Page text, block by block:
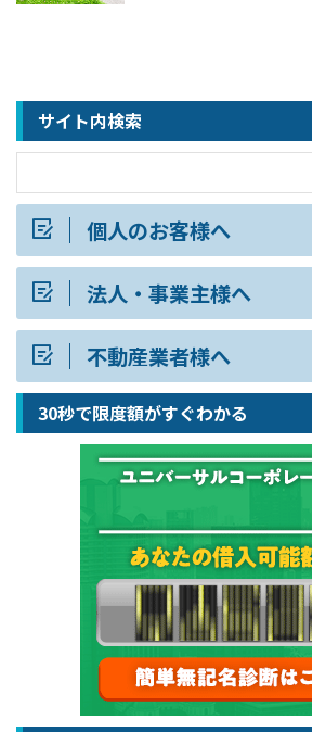
サイト内検索
個人のお客様へ
法人・事業主様へ
不動産業者様へ
30秒で限度額がすぐわかる